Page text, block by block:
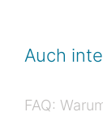
Auch
FAQ: